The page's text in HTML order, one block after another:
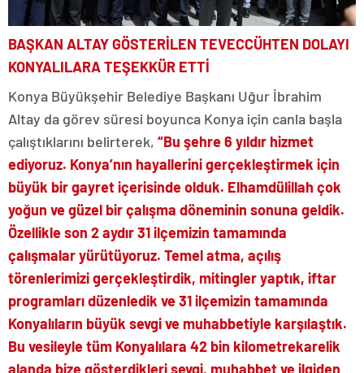
BAŞKAN ALTAY GÖSTERİLEN TEVECCÜHTEN DOLAYI
KONYALILARA TEŞEKKÜR ETTİ
Konya Büyükşehir Belediye Başkanı Uğur İbrahim
Altay da görev süresi boyunca Konya için canla başla
çalıştıklarını belirterek, “Bu şehre 6 yıldır hizmet
ediyoruz. Konya’nın hayallerini gerçekleştirmek için
büyük bir gayret içerisinde olduk. Elhamdülillah çok
yoğun ve güzel bir çalışma döneminin sonuna geldik.
Özellikle son 2 aydır 31 ilçemizin tamamında
çalışmalar yürütüyoruz. Temel atma, açılış
törenlerimizi gerçekleştirdik, mitingler yaptık, iftar
programları düzenledik ve 31 ilçemizin tamamında
Konyalıların büyük sevgi ve muhabbetiyle karşılaştık.
Bu vesileyle tüm Konyalılara 42 bin kilometrekarelik
alanda bize gösterdikleri sevgi, muhabbet ve ilgiden